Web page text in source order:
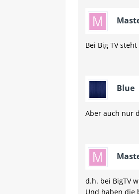
Bei Big TV
Blue
Aber auch nur
d.h. bei BigTV
Und haben die